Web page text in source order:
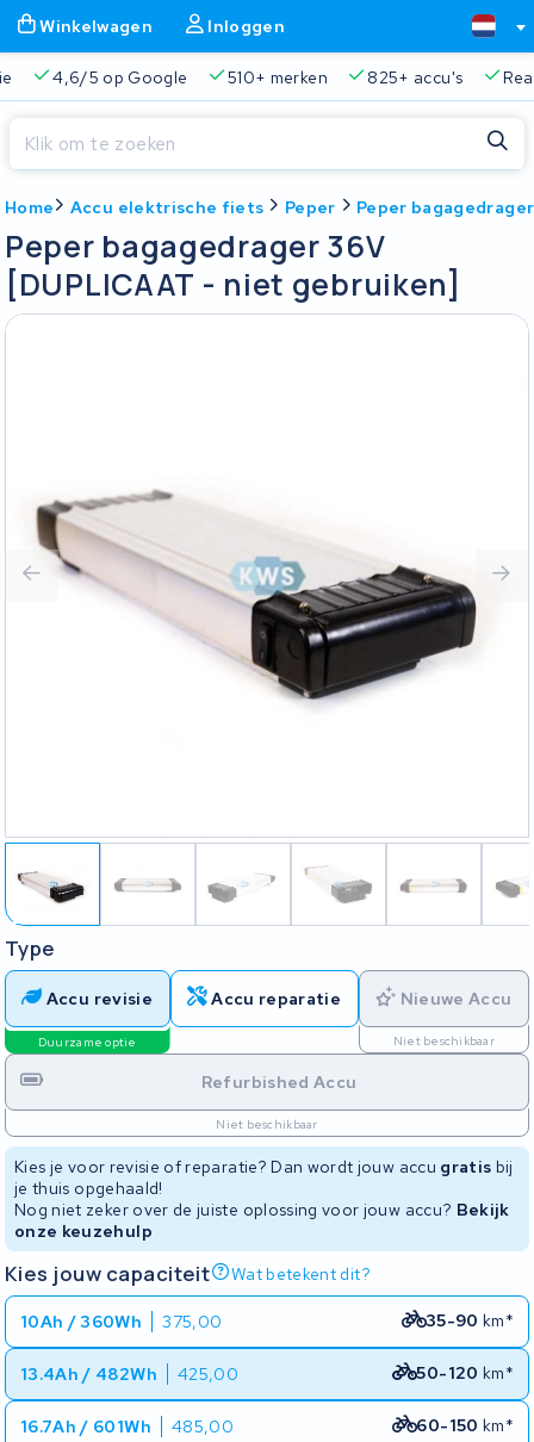
Winkelwagen Inloggen
4,6/5 op Google 510+ merken 825+ accu's
Home Accu elektrische fiets Peper Peper
Peper bagagedrager 36V
[DUPLICAAT - niet gebruiken]
Type
Accu revisie
Duurzame optie
Accu reparatie Nieuwe Accu
Niet beschikbaar
Refurbished Accu
Niet beschikbaar
Kies je voor revisie of reparatie? Dan wordt jouw accu gratis bij
je thuis opgehaald!
Nog niet zeker over de juiste oplossing voor jouw accu? Bekijk
onze keuzehulp
Kies jouw capaciteit Wat betekent dit?
10Ah / 360Wh 375,00 35-90 km*
13.4Ah / 482Wh 425,00 50-120 km*
16.7Ah / 601Wh 485,00 60-150 km*
Sluiten
Je winkelwagen is leeg.
Sluiten
Begin te typen in de zoekbalk om te zoeken